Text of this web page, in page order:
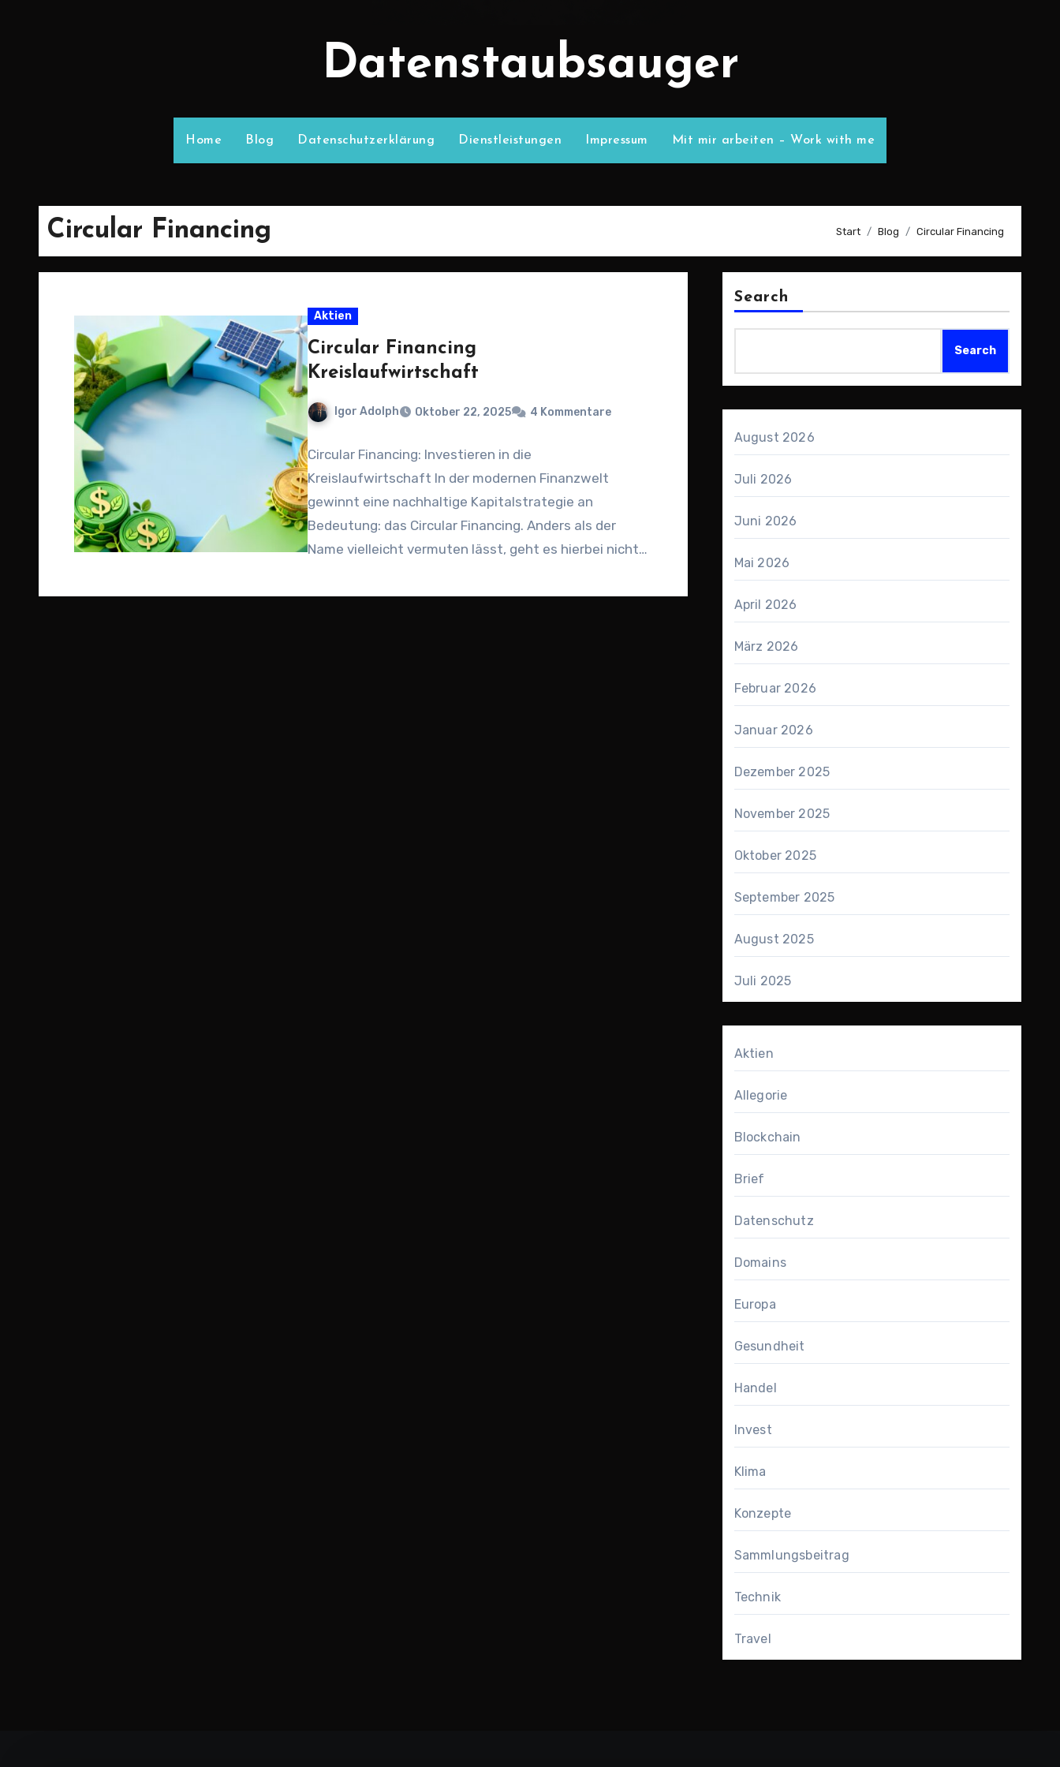
Datenstaubsauger
Home Blog Datenschutzerklärung Dienstleistungen Impressum Mit mir arbeiten – Work with me
Circular Financing Start Blog Circular Financing
Aktien
Circular Financing
Kreislaufwirtschaft
Igor Adolph Oktober 22, 2025 4 Kommentare
Circular Financing: Investieren in die
Kreislaufwirtschaft In der modernen Finanzwelt
gewinnt eine nachhaltige Kapitalstrategie an
Bedeutung: das Circular Financing. Anders als der
Name vielleicht vermuten lässt, geht es hierbei nicht…
Search
Search
August 2026
Juli 2026
Juni 2026
Mai 2026
April 2026
März 2026
Februar 2026
Januar 2026
Dezember 2025
November 2025
Oktober 2025
September 2025
August 2025
Juli 2025
Aktien
Allegorie
Blockchain
Brief
Datenschutz
Domains
Europa
Gesundheit
Handel
Invest
Klima
Konzepte
Sammlungsbeitrag
Technik
Travel